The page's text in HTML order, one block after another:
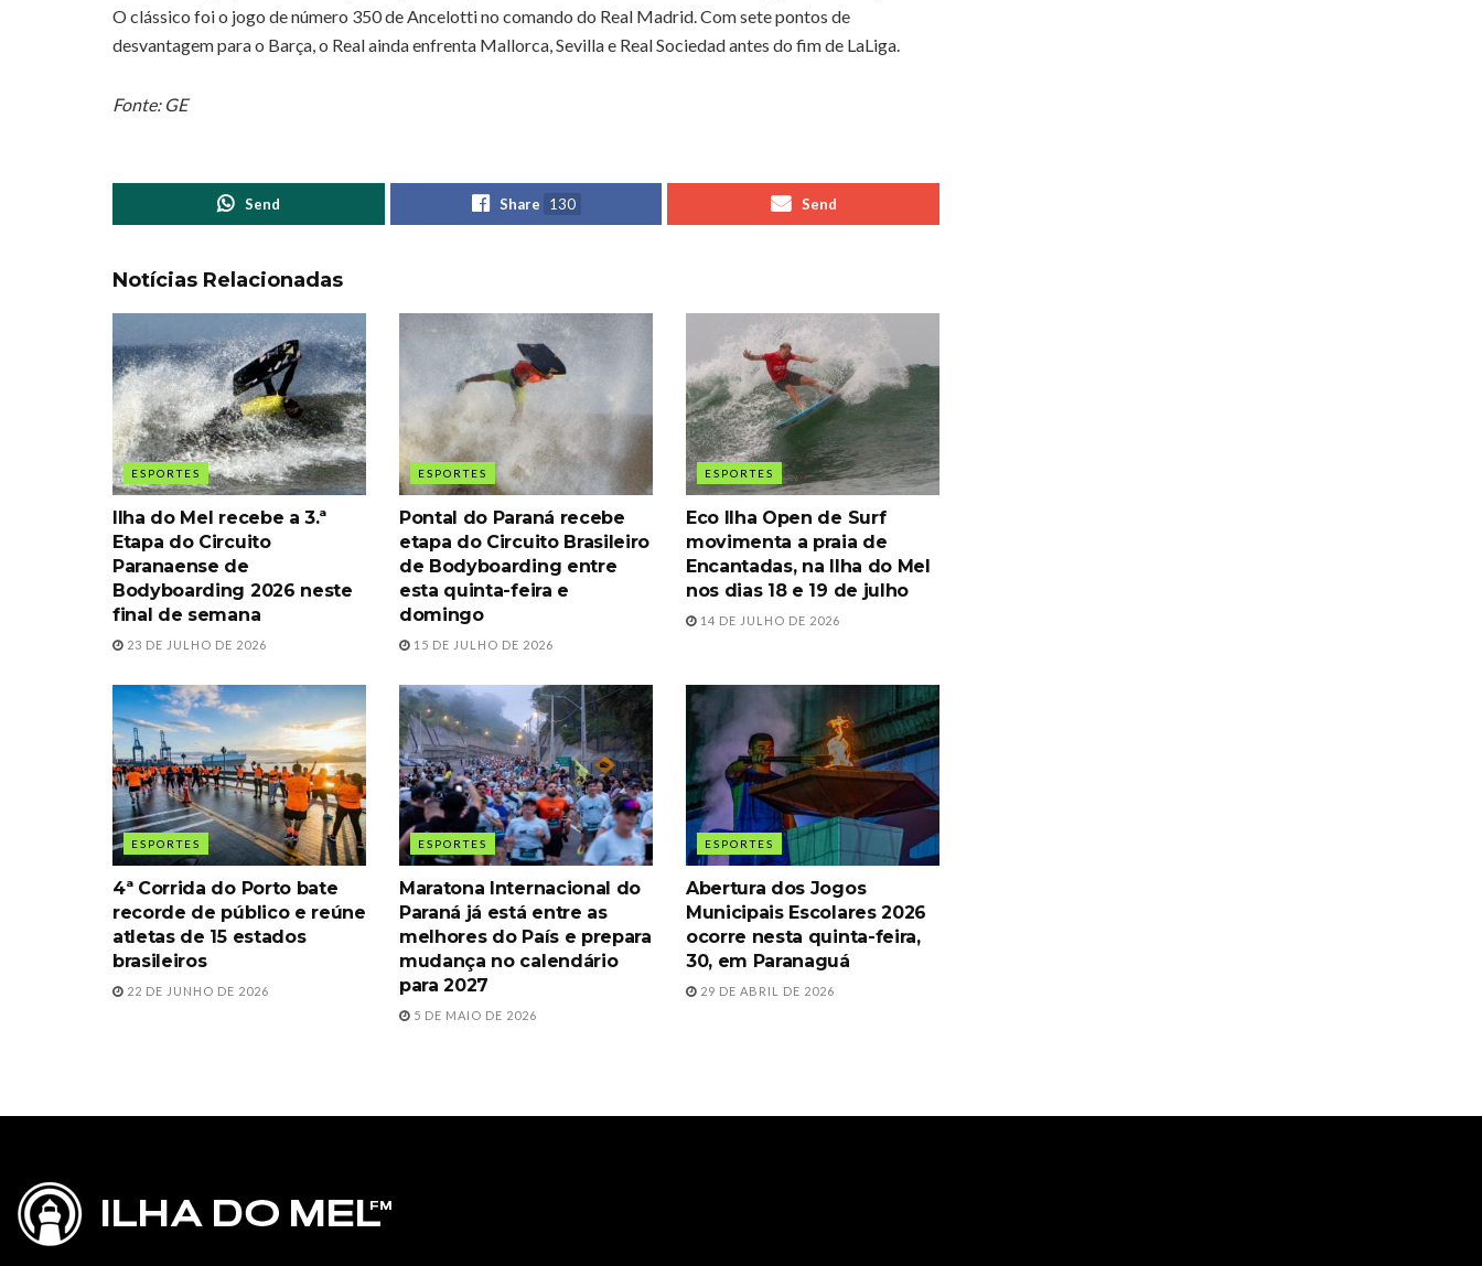
O clássico foi o jogo de número 350 de Ancelotti no comando do Real Madrid. Com sete pontos de
desvantagem para o Barça, o Real ainda enfrenta Mallorca, Sevilla e Real Sociedad antes do fim de LaLiga.
Fonte: GE
Send Share 130 Send
Notícias Relacionadas
ESPORTES
Ilha do Mel recebe a 3.ª
Etapa do Circuito
Paranaense de
Bodyboarding 2026 neste
final de semana
23 DE JULHO DE 2026
ESPORTES
Pontal do Paraná recebe
etapa do Circuito Brasileiro
de Bodyboarding entre
esta quinta-feira e
domingo
15 DE JULHO DE 2026
ESPORTES
Eco Ilha Open de Surf
movimenta a praia de
Encantadas, na Ilha do Mel
nos dias 18 e 19 de julho
14 DE JULHO DE 2026
ESPORTES
4ª Corrida do Porto bate
recorde de público e reúne
atletas de 15 estados
brasileiros
22 DE JUNHO DE 2026
ESPORTES
Maratona Internacional do
Paraná já está entre as
melhores do País e prepara
mudança no calendário
para 2027
5 DE MAIO DE 2026
ESPORTES
Abertura dos Jogos
Municipais Escolares 2026
ocorre nesta quinta-feira,
30, em Paranaguá
29 DE ABRIL DE 2026